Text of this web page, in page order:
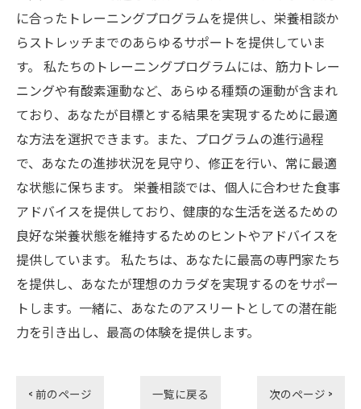
に合ったトレーニングプログラムを提供し、栄養相談か
らストレッチまでのあらゆるサポートを提供していま
す。 私たちのトレーニングプログラムには、筋力トレー
ニングや有酸素運動など、あらゆる種類の運動が含まれ
ており、あなたが目標とする結果を実現するために最適
な方法を選択できます。また、プログラムの進行過程
で、あなたの進捗状況を見守り、修正を行い、常に最適
な状態に保ちます。 栄養相談では、個人に合わせた食事
アドバイスを提供しており、健康的な生活を送るための
良好な栄養状態を維持するためのヒントやアドバイスを
提供しています。 私たちは、あなたに最高の専門家たち
を提供し、あなたが理想のカラダを実現するのをサポー
トします。一緒に、あなたのアスリートとしての潜在能
力を引き出し、最高の体験を提供します。
< 前のページ 一覧に戻る 次のページ >